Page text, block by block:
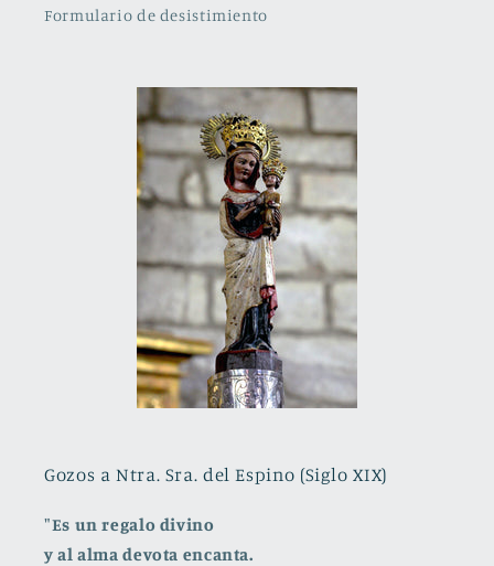
Formulario de desistimiento
Gozos a Ntra. Sra. del Espino (Siglo XIX)
"Es un regalo divino
y al alma devota encanta.